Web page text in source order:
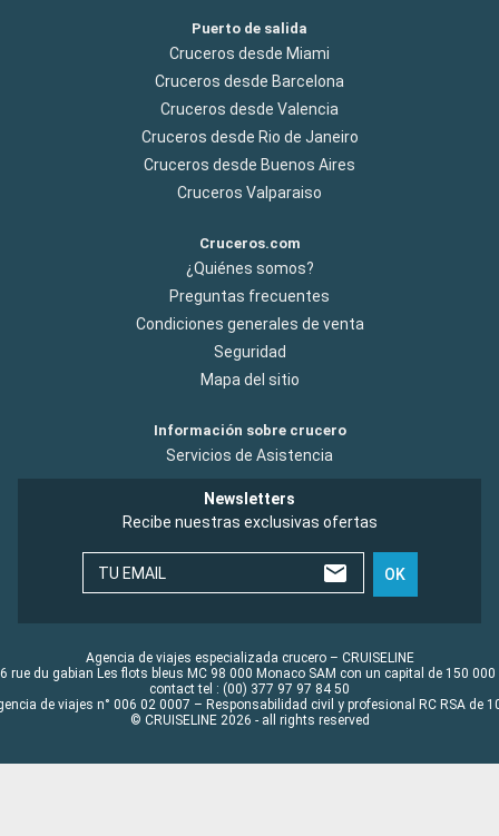
Puerto de salida
Cruceros desde Miami
Cruceros desde Barcelona
Cruceros desde Valencia
Cruceros desde Rio de Janeiro
Cruceros desde Buenos Aires
Cruceros Valparaiso
Cruceros.com
¿Quiénes somos?
Preguntas frecuentes
Condiciones generales de venta
Seguridad
Mapa del sitio
Información sobre crucero
Servicios de Asistencia
Newsletters
Recibe nuestras exclusivas ofertas
TU EMAIL OK
Agencia de viajes especializada crucero – CRUISELINE
rue du gabian Les flots bleus MC 98 000 Monaco SAM con un capital de 150 000
contact tel : (00) 377 97 97 84 50
de viajes n° 006 02 0007 – Responsabilidad civil y profesional RC RSA de
© CRUISELINE 2026 - all rights reserved